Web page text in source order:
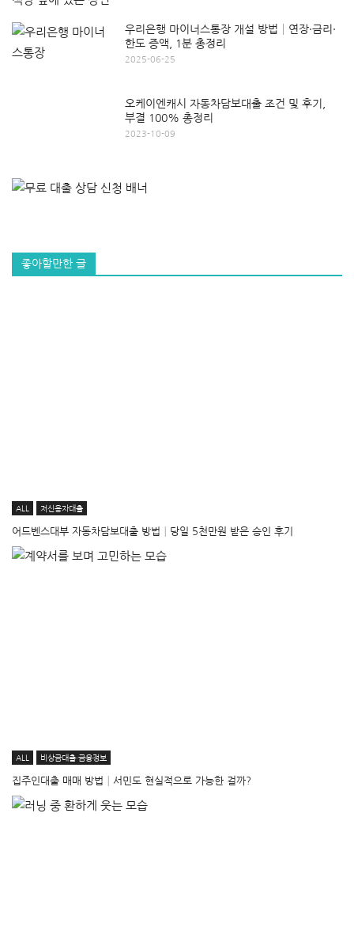
우리은행 마이너스통장 개설 방법│연장·금리·
한도 증액, 1분 총정리
2025-06-25
오케이엔캐시 자동차담보대출 조건 및 후기,
부결 100% 총정리
2023-10-09
좋아할만한 글
ALL 저신용자대출
어드벤스대부 자동차담보대출 방법│당일 5천만원 받은 승인 후기
ALL 비상금대출·금융정보
집주인대출 매매 방법│서민도 현실적으로 가능한 걸까?